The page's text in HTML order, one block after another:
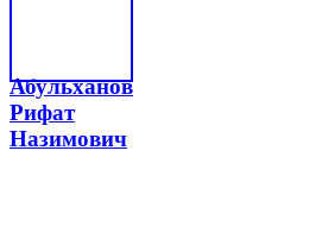
Абульханов
Рифат
Назимович